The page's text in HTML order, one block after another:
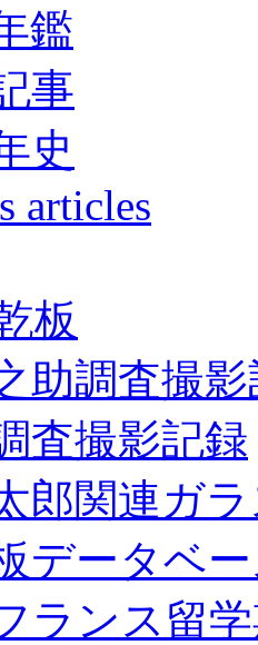
鑑
事
史
articles
板
助調査撮
査撮影記録
郎関連ガ
データベ
ランス留